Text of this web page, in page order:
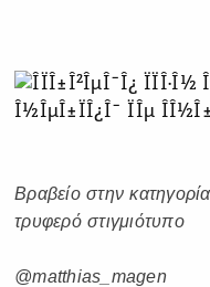
Βραβείο στην
τρυφερό στιγμιότυπο
@matthias_magen